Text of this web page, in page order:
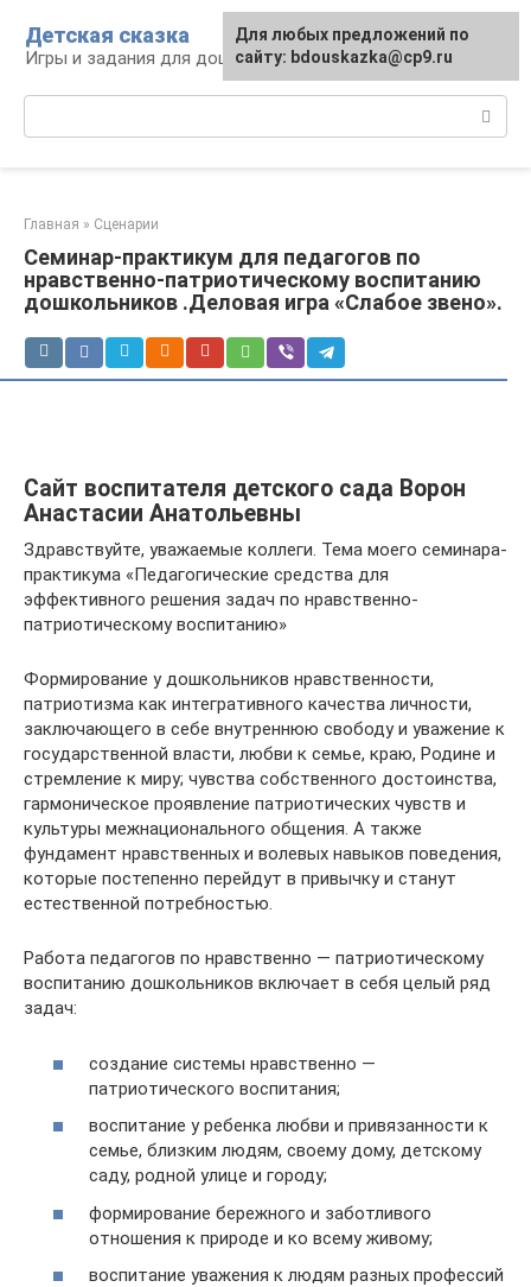
контенту
Детская сказка
Игры и задания для дошкольников
Главная » Сценарии
Семинар-практикум для педагогов по
нравственно-патриотическому воспитанию
дошкольников .Деловая игра «Слабое звено».
Сайт воспитателя детского сада Ворон
Анастасии Анатольевны
Здравствуйте, уважаемые коллеги. Тема моего семинара-
практикума «Педагогические средства для
эффективного решения задач по нравственно-
патриотическому воспитанию»
Формирование у дошкольников нравственности,
патриотизма как интегративного качества личности,
заключающего в себе внутреннюю свободу и уважение к
государственной власти, любви к семье, краю, Родине и
стремление к миру; чувства собственного достоинства,
гармоническое проявление патриотических чувств и
культуры межнационального общения. А также
фундамент нравственных и волевых навыков поведения,
которые постепенно перейдут в привычку и станут
естественной потребностью.
Работа педагогов по нравственно — патриотическому
воспитанию дошкольников включает в себя целый ряд
задач:
создание системы нравственно —
патриотического воспитания;
воспитание у ребенка любви и привязанности к
семье, близким людям, своему дому, детскому
саду, родной улице и городу;
формирование бережного и заботливого
отношения к природе и ко всему живому;
воспитание уважения к людям разных профессий
Для любых предложений по
сайту: bdouskazka@cp9.ru